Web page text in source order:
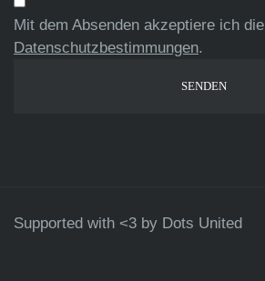
Mit dem Absenden akzeptiere ich die
Datenschutzbestimmungen.
Supported with <3 by Dots United